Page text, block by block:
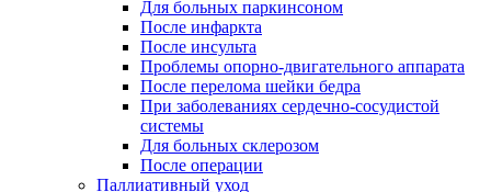
Для больных паркинсоном
После инфаркта
После инсульта
Проблемы опорно-двигательного аппарата
После перелома шейки бедра
При заболеваниях сердечно-сосудистой
системы
Для больных склерозом
После операции
Паллиативный уход